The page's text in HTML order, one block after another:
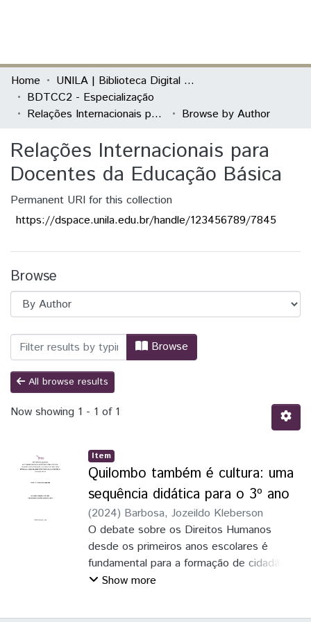
Communities & Collections
All of DSpace
Home
UNILA | Biblioteca Digital de Trabalhos de Conclusão de Curso
BDTCC2 - Especialização
Relações Internacionais para Docentes da Educação Básica
Browse by Author
Relações Internacionais para
Docentes da Educação Básica
Permanent URI for this collection
https://dspace.unila.edu.br/handle/123456789/7845
Browse
Browsing Relações Internacionais para
Browse
All browse results
Now showing 1 - 1 of 1
Item
Quilombo também é cultura: uma
sequência didática para o 3º ano
(2024) Barbosa, Jozeildo Kleberson
O debate sobre os Direitos Humanos
desde os primeiros anos escolares é
fundamental para a formação de cidadãos
conscientes e comprometidos com uma
Show more